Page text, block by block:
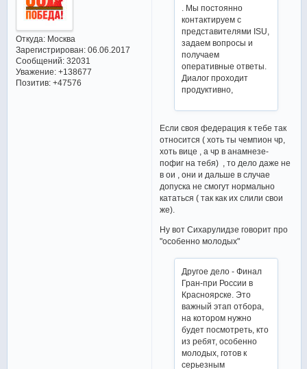
Откуда:Москва
Зарегистрирован: 06.06.2017
Сообщений:32031
Уважение: +138677
Позитив: +47576
. Мы постоянно
контактируем с
представителями ISU,
задаем вопросы и
получаем
оперативные ответы.
Диалог проходит
продуктивно,
Если своя федерация к тебе так
относится ( хоть ты чемпион чр,
хоть вице , а чр в анамнезе-
пофиг на тебя) , то дело даже не
в ои , они и дальше в случае
допуска не смогут нормально
кататься ( так как их слили свои
же).
Ну вот Сихарулидзе говорит про
"особенно молодых"
Другое дело - Финал
Гран-при России в
Красноярске. Это
важный этап отбора,
на котором нужно
будет посмотреть, кто
из ребят, особенно
молодых, готов к
серьезным